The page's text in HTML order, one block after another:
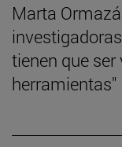
Marta
tienen que
herramientas"